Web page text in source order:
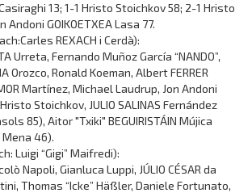
13; 1-1 Hristo Stoichkov 58; 2-1 Hristo
Andoni GOIKOETXEA Lasa 77.
REXACH i Cerdà):
Urreta, Fernando Muñoz García “NANDO”,
Orozco, Ronald Koeman, Albert FERRER
Martínez, Michael Laudrup, Jon Andoni
Stoichkov, JULIO SALINAS Fernández
85), Aitor "Txiki" BEGUIRISTÁIN Mújica
Mena 46).
Luigi “Gigi” Maifredi):
Napoli, Gianluca Luppi, JÚLIO CÉSAR da
Thomas “Icke” Häßler, Daniele Fortunato,